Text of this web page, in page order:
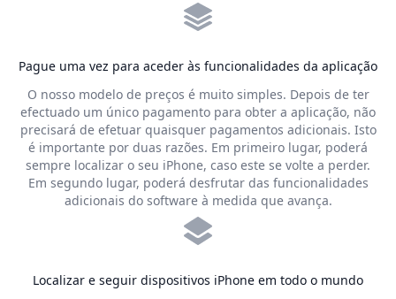
Pague uma vez para aceder às funcionalidades da aplicação
O nosso modelo de preços é muito simples. Depois de ter
efectuado um único pagamento para obter a aplicação, não
precisará de efetuar quaisquer pagamentos adicionais. Isto
é importante por duas razões. Em primeiro lugar, poderá
sempre localizar o seu iPhone, caso este se volte a perder.
Em segundo lugar, poderá desfrutar das funcionalidades
adicionais do software à medida que avança.
Localizar e seguir dispositivos iPhone em todo o mundo